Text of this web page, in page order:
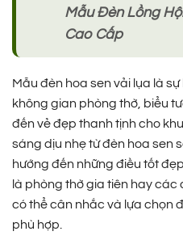
Mẫu Đèn Lồng
Cao Cấp
Mẫu đèn hoa sen vải lụa là
không gian phòng thờ, biểu
đến vẻ đẹp thanh tịnh cho
sáng dịu nhẹ từ đèn hoa sen
hướng đến những điều tốt
là phòng thờ gia tiên hay
có thể cân nhắc và lựa chọn
phù hợp.